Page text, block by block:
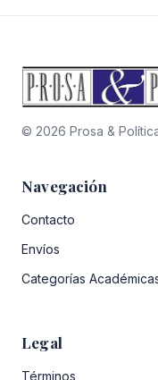
© 2026 Prosa &
Navegación
Contacto
Envíos
Categorías
Legal
Términos